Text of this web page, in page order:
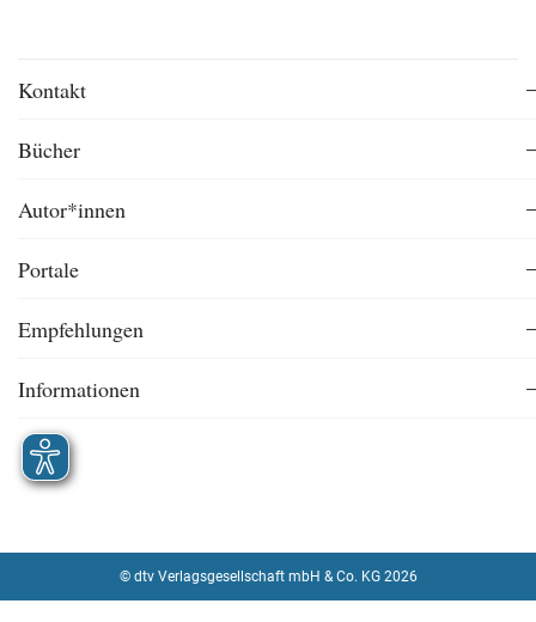
Kontakt
Bücher
Autor*innen
Portale
Empfehlungen
Informationen
© dtv Verlagsgesellschaft mbH & Co. KG 2026